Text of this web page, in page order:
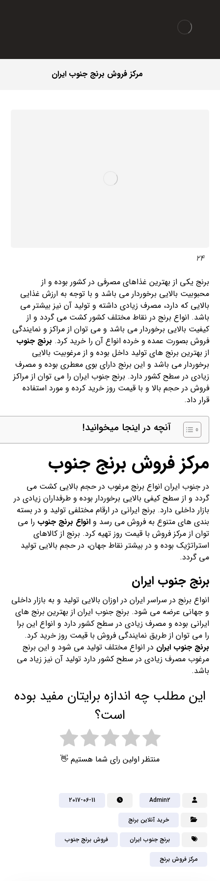
مرکز فروش برنج جنوب ایران
24
برنج یکی از بهترین غذاهای مصرفی در کشور بوده و از
محبوبیت بالایی برخوردار می باشد و با توجه به ارزش غذایی
بالایی که دارد، مصرف زیادی داشته و تولید آن نیز بیشتر می
باشد. انواع برنج در نقاط مختلف کشور کشت می گردد و از
کیفیت بالایی برخوردار می باشد و می توان از مراکز و نمایندگی
فروش بصورت عمده و خرده انواع آن را خرید کرد. برنج جنوب
از بهترین برنج های تولید داخل بوده و از مرغوبیت بالایی
برخوردار می باشد و این برنج دارای بوی معطری بوده و مصرف
زیادی در سطح کشور دارد. برنج جنوب ایران را می توان از مراکز
فروش در حجم بالا و با قیمت روز خرید کرده و مورد استفاده
قرار داد.
آنچه در اینجا میخوانید!
مرکز فروش برنج جنوب
در جنوب ایران انواع برنج مرغوب در حجم بالایی کشت می
گردد و از سطح کیفی بالایی برخوردار بوده و طرفداران زیادی در
بازار داخلی دارد. برنج ایرانی در ارقام مختلفی تولید و در بسته
بندی های متنوع به فروش می رسد وانواع برنج جنوب را می
توان از مرکز فروش با قیمت روز تهیه کرد. برنج از کالاهای
استراتژیک بوده و در بیشتر نقاط جهان، در حجم بالایی تولید
می گردد.
برنج جنوب ایران
انواع برنج در سراسر ایران در اوزان بالایی تولید و به بازار داخلی
و جهانی عرضه می شود. برنج جنوب ایران از بهترین برنج های
ایرانی بوده و مصرف زیادی در سطح کشور دارد و انواع این برا
را می توان از طریق نمایندگی فروش با قیمت روز خرید کرد.
برنج جنوب ایران در انواع مختلف تولید می شود و این برنج
مرغوب مصرف زیادی در سطح کشور دارد تولید آن نیز زیاد می
باشد.
این مطلب چه اندازه برایتان مفید بوده
است؟
منتظر اولین رای شما هستیم 👋
Admin2
2017-06-11
خرید آنلاین برنج
برنج جنوب ایران فروش برنج جنوب
مرکز فروش برنج